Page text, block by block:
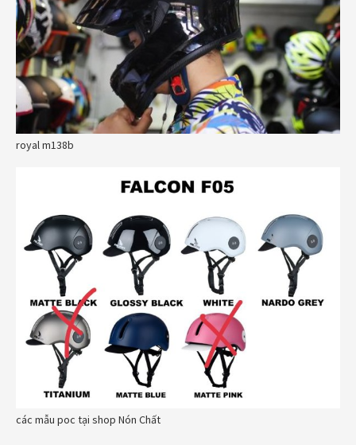
royal m138b
các mẫu poc tại shop Nón Chất